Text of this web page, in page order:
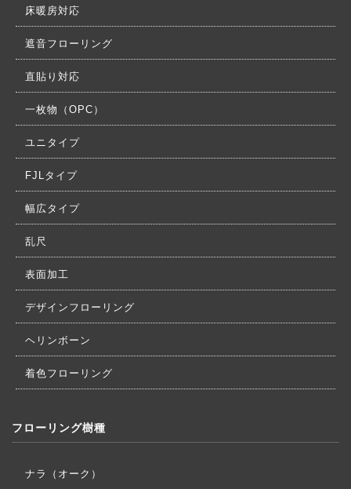
床暖房対応
遮音フローリング
直貼り対応
一枚物（OPC）
ユニタイプ
FJLタイプ
幅広タイプ
乱尺
表面加工
デザインフローリング
ヘリンボーン
着色フローリング
フローリング樹種
ナラ（オーク）